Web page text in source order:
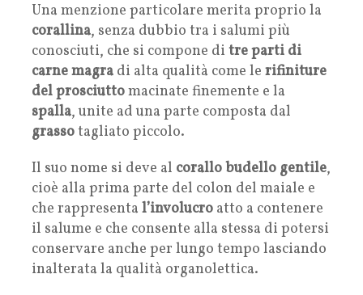
Una menzione particolare merita proprio la
corallina, senza dubbio tra i salumi più
conosciuti, che si compone di tre parti di
carne magra di alta qualità come le rifiniture
del prosciuttomacinate finemente e la
spalla, unite ad una parte composta dal
grassotagliato piccolo.
Il suo nome si deve al corallo budello gentile,
cioè alla prima parte del colon del maiale e
che rappresenta l’involucro atto a contenere
il salume e che consente alla stessa di potersi
conservare anche per lungo tempo lasciando
inalterata la qualità organolettica.